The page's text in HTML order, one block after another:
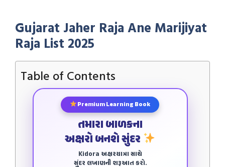
Gujarat Jaher Raja Ane Marijiyat
Raja List 2025
Table of Contents
Premium Learning Book
તમારા બાળકના
અક્ષરો બનશે સુંદર
Kidora અક્ષરયાત્રા સાથે
સુંદર લખાણની શરૂઆત કરો.